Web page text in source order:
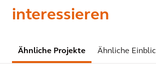
interessieren
Ähnliche Projekte Ähnliche